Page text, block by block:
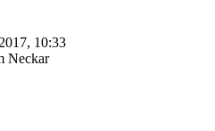
10:33
Neckar